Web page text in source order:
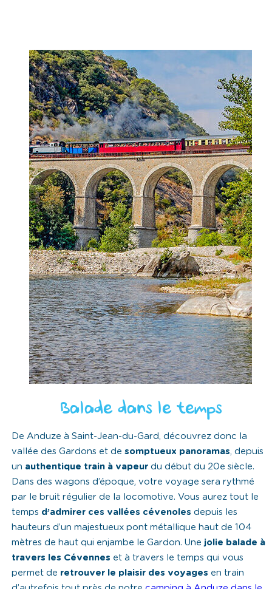
Balade dans le temps
De Anduze à Saint-Jean-du-Gard, découvrez donc la
vallée des Gardons et desomptueux panoramas, depuis
un authentique train à vapeur du début du 20e siècle.
Dans des wagons d’époque, votre voyage sera rythmé
par le bruit régulier de la locomotive. Vous aurez tout le
temps d’admirer ces vallées cévenoles depuis les
hauteurs d’un majestueux pont métallique haut de 104
mètres de haut qui enjambe le Gardon. Une jolie balade à
travers les Cévennes et à travers le temps qui vous
permet de retrouver le plaisir des voyages en train